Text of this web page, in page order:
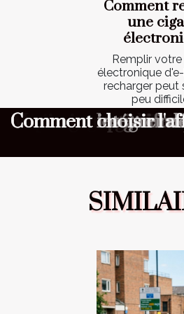
Comment
une
Remplir
électronique
recharger peut
peu
Dépannage
Aménagement
Maximiser
Comment choisir le
Comment organiser
Comment optimiser
Comment choisir
Comment les
Comment intégrer
Comment choisir